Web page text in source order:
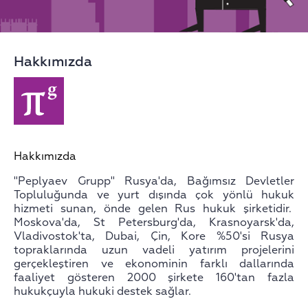
Hakkımızda
Hakkımızda
"Peplyaev Grupp" Rusya'da, Bağımsız Devletler
Topluluğunda ve yurt dışında çok yönlü hukuk
hizmeti sunan, önde gelen Rus hukuk şirketidir.
Moskova'da, St Petersburg'da, Krasnoyarsk'da,
Vladivostok'ta, Dubai, Çin, Kore %50'si Rusya
topraklarında uzun vadeli yatırım projelerini
gerçekleştiren ve ekonominin farklı dallarında
faaliyet gösteren 2000 şirkete 160'tan fazla
hukukçuyla hukuki destek sağlar.